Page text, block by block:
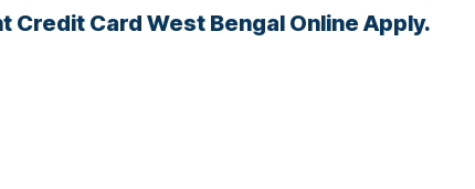
Credit Card West Bengal Online Apply.